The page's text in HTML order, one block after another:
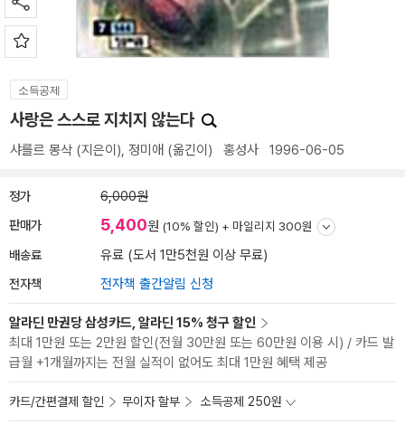
소득공제
사랑은 스스로 지치지 않는다
샤를르 몽삭 (지은이), 정미애 (옮긴이) 홍성사 1996-06-05
정가 6,000원
판매가 5,400원 (10% 할인) + 마일리지 300원
배송료 유료 (도서 1만5천원 이상 무료)
전자책 전자책 출간알림 신청
알라딘 만권당 삼성카드, 알라딘 15% 청구 할인
최대 1만원 또는 2만원 할인(전월 30만원 또는 60만원 이용 시) / 카드 발
급월 +1개월까지는 전월 실적이 없어도 최대 1만원 혜택 제공
카드/간편결제 할인 무이자 할부 소득공제 250원